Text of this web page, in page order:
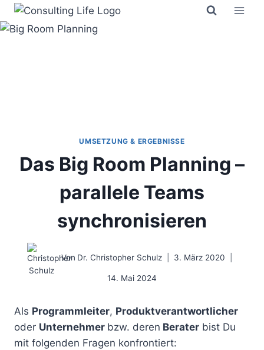
Zum
Inhalt
UMSETZUNG & ERGEBNISSE
Das Big Room Planning –
parallele Teams
synchronisieren
Von Dr. Christopher Schulz 3. März 2020
14. Mai 2024
Als Programmleiter, Produktverantwortlicher
oder Unternehmer bzw. deren Berater bist Du
mit folgenden Fragen konfrontiert: